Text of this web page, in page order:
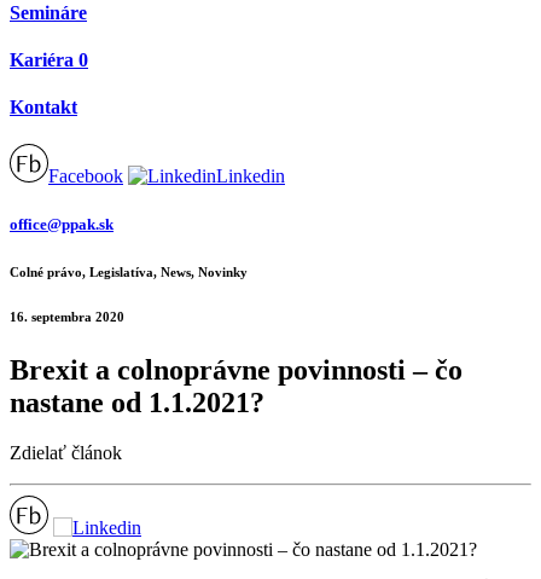
Semináre
Kariéra 0
Kontakt
Facebook Linkedin
office@ppak.sk
Colné právo, Legislatíva, News, Novinky
16. septembra 2020
Brexit a colnoprávne povinnosti – čo
nastane od 1.1.2021?
Zdielať článok